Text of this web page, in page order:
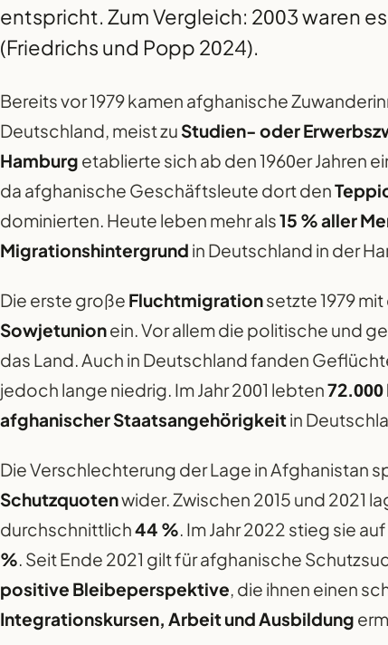
entspricht. Zum Vergleich: 2003 waren
(Friedrichs und Popp 2024).
Bereits vor 1979 kamen afghanische
Deutschland, meist zu Studien- oder
Hamburg etablierte sich ab den 1960er Jahren
da afghanische Geschäftsleute dort den
dominierten. Heute leben mehr als15 % aller
Migrationshintergrund in Deutschland in der
Die erste große Fluchtmigrationsetzte 1979
Sowjetunionein. Vor allem die politische und
das Land. Auch in Deutschland fanden
jedoch lange niedrig. Im Jahr 2001 lebten
afghanischer Staatsangehörigkeitin
Die Verschlechterung der Lage in Afghanistan
Schutzquotenwider. Zwischen 2015 und 2021
durchschnittlich44 %. Im Jahr 2022 stieg sie auf
%. Seit Ende 2021 gilt für afghanische
positive Bleibeperspektive, die ihnen einen
Integrationskursen, Arbeit und Ausbildung